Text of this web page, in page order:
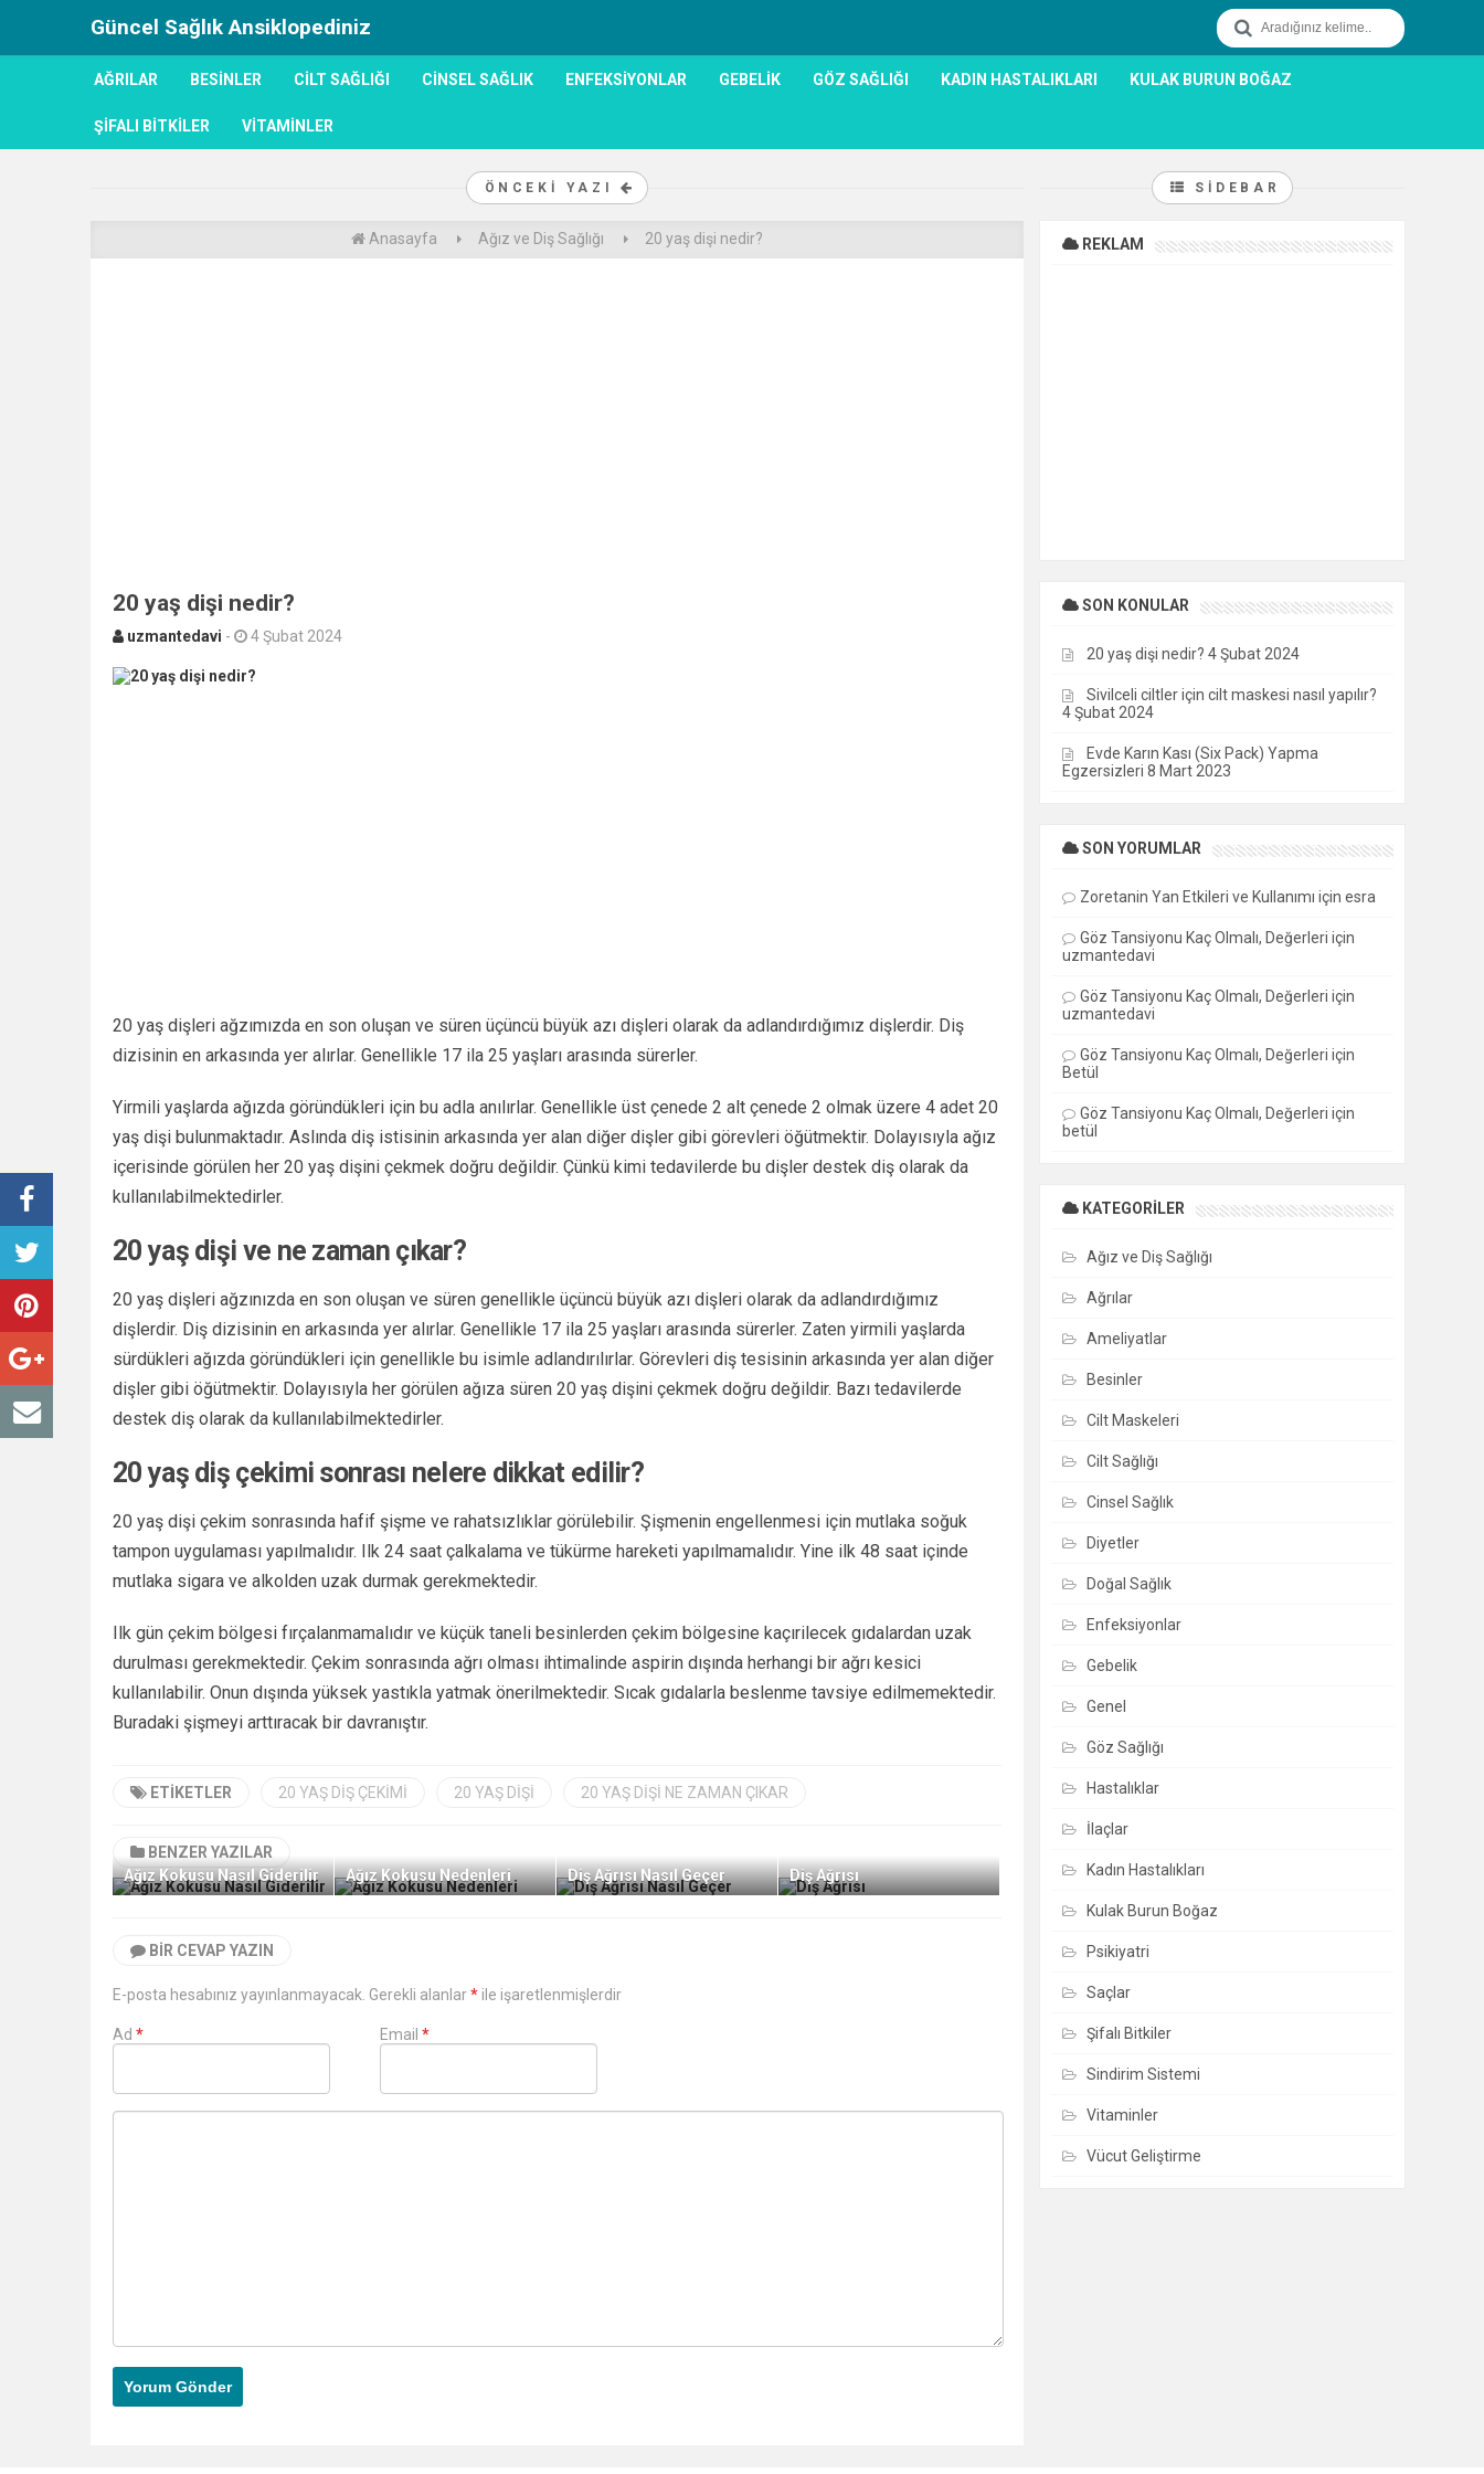
Güncel Sağlık Ansiklopediniz
AĞRILAR BESINLER CILT SAĞLIĞI CINSEL SAĞLIK ENFEKSIYONLAR GEBELIK GÖZ SAĞLIĞI KADIN HASTALIKLARI KULAK BURUN BOĞAZ
ŞIFALI BITKILER VITAMINLER
ÖNCEKI YAZI
Anasayfa Ağız ve Diş Sağlığı 20 yaş dişi nedir?
20 yaş dişi nedir?
uzmantedavi - 4 Şubat 2024
20 yaş dişleri ağzımızda en son oluşan ve süren üçüncü büyük azı dişleri olarak da adlandırdığımız dişlerdir. Diş
dizisinin en arkasında yer alırlar. Genellikle 17 ila 25 yaşları arasında sürerler.
Yirmili yaşlarda ağızda göründükleri için bu adla anılırlar. Genellikle üst çenede 2 alt çenede 2 olmak üzere 4 adet 20
yaş dişi bulunmaktadır. Aslında diş istisinin arkasında yer alan diğer dişler gibi görevleri öğütmektir. Dolayısıyla ağız
içerisinde görülen her 20 yaş dişini çekmek doğru değildir. Çünkü kimi tedavilerde bu dişler destek diş olarak da
kullanılabilmektedirler.
20 yaş dişi ve ne zaman çıkar?
20 yaş dişleri ağzınızda en son oluşan ve süren genellikle üçüncü büyük azı dişleri olarak da adlandırdığımız
dişlerdir. Diş dizisinin en arkasında yer alırlar. Genellikle 17 ila 25 yaşları arasında sürerler. Zaten yirmili yaşlarda
sürdükleri ağızda göründükleri için genellikle bu isimle adlandırılırlar. Görevleri diş tesisinin arkasında yer alan diğer
dişler gibi öğütmektir. Dolayısıyla her görülen ağıza süren 20 yaş dişini çekmek doğru değildir. Bazı tedavilerde
destek diş olarak da kullanılabilmektedirler.
20 yaş diş çekimi sonrası nelere dikkat edilir?
20 yaş dişi çekim sonrasında hafif şişme ve rahatsızlıklar görülebilir. Şişmenin engellenmesi için mutlaka soğuk
tampon uygulaması yapılmalıdır. Ilk 24 saat çalkalama ve tükürme hareketi yapılmamalıdır. Yine ilk 48 saat içinde
mutlaka sigara ve alkolden uzak durmak gerekmektedir.
Ilk gün çekim bölgesi fırçalanmamalıdır ve küçük taneli besinlerden çekim bölgesine kaçırilecek gıdalardan uzak
durulması gerekmektedir. Çekim sonrasında ağrı olması ihtimalinde aspirin dışında herhangi bir ağrı kesici
kullanılabilir. Onun dışında yüksek yastıkla yatmak önerilmektedir. Sıcak gıdalarla beslenme tavsiye edilmemektedir.
Buradaki şişmeyi arttıracak bir davranıştır.
ETIKETLER 20 YAŞ DIŞ ÇEKIMI 20 YAŞ DIŞI 20 YAŞ DIŞI NE ZAMAN ÇIKAR
BENZER YAZILAR
Ağız Kokusu Nasıl Giderilir
Ağız Kokusu Nedenleri Diş Ağrısı Nasıl Geçer Diş Ağrısı
BIR CEVAP YAZIN
E-posta hesabınız yayınlanmayacak. Gerekli alanlar* ile işaretlenmişlerdir
Ad * Email *
SIDEBAR
REKLAM
SON KONULAR
20 yaş dişi nedir? 4 Şubat 2024
Sivilceli ciltler için cilt maskesi nasıl yapılır?
4 Şubat 2024
Evde Karın Kası (Six Pack) Yapma
Egzersizleri 8 Mart 2023
SON YORUMLAR
Zoretanin Yan Etkileri ve Kullanımı için esra
Göz Tansiyonu Kaç Olmalı, Değerleri için
uzmantedavi
Göz Tansiyonu Kaç Olmalı, Değerleri için
uzmantedavi
Göz Tansiyonu Kaç Olmalı, Değerleri için
Betül
Göz Tansiyonu Kaç Olmalı, Değerleri için
betül
KATEGORILER
Ağız ve Diş Sağlığı
Ağrılar
Ameliyatlar
Besinler
Cilt Maskeleri
Cilt Sağlığı
Cinsel Sağlık
Diyetler
Doğal Sağlık
Enfeksiyonlar
Gebelik
Genel
Göz Sağlığı
Hastalıklar
İlaçlar
Kadın Hastalıkları
Kulak Burun Boğaz
Psikiyatri
Saçlar
Şifalı Bitkiler
Sindirim Sistemi
Vitaminler
Vücut Geliştirme